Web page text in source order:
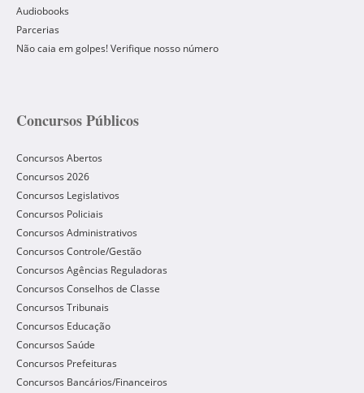
Audiobooks
Parcerias
Não caia em golpes! Verifique nosso número
Concursos Públicos
Concursos Abertos
Concursos 2026
Concursos Legislativos
Concursos Policiais
Concursos Administrativos
Concursos Controle/Gestão
Concursos Agências Reguladoras
Concursos Conselhos de Classe
Concursos Tribunais
Concursos Educação
Concursos Saúde
Concursos Prefeituras
Concursos Bancários/Financeiros